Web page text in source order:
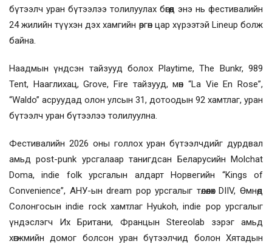
бүтээлч уран бүтээлээ толилуулах бөгөөд энэ нь фестивалийн
24 жилийн түүхэн дэх хамгийн өргөн цар хүрээтэй Lineup болж
байна.
Наадмын үндсэн тайзууд болох Playtime, The Bunkr, 989
Tent, Нааглихац, Grove, Fire тайзууд, мөн “La Vie En Rose”,
“Waldo” асруудад олон улсын 31, дотоодын 92 хамтлаг, уран
бүтээлч уран бүтээлээ толилуулна.
Фестивалийн 2026 оны голлох уран бүтээлчдийг дурдвал
амьд post-punk урсгалаар танигдсан Беларусийн Molchat
Doma, indie folk урсгалын алдарт Норвегийн “Kings of
Convenience”, АНУ-ын dream pop урсгалыг төлөөлөх DIIV, Өмнөд
Солонгосын indie rock хамтлаг Hyukoh, indie pop урсгалыг
үндэслэгч Их Британи, Францын Stereolab зэрэг амьд
хөгжмийн домог болсон уран бүтээлчид болон Хятадын